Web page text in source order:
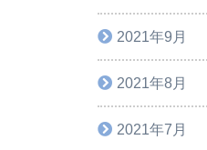
2021年9月
2021年8月
2021年7月